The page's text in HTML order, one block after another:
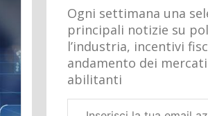
Ogni settimana una
principali notizie su
l’industria, incentivi
andamento dei
abilitanti